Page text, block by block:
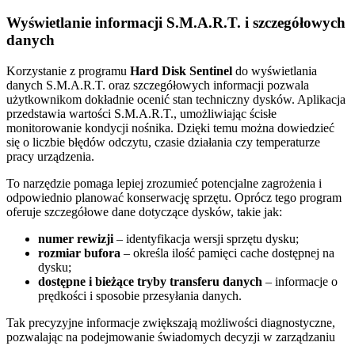
Wyświetlanie informacji S.M.A.R.T. i szczegółowych
danych
Korzystanie z programu Hard Disk Sentinel do wyświetlania
danych S.M.A.R.T. oraz szczegółowych informacji pozwala
użytkownikom dokładnie ocenić stan techniczny dysków. Aplikacja
przedstawia wartości S.M.A.R.T., umożliwiając ścisłe
monitorowanie kondycji nośnika. Dzięki temu można dowiedzieć
się o liczbie błędów odczytu, czasie działania czy temperaturze
pracy urządzenia.
To narzędzie pomaga lepiej zrozumieć potencjalne zagrożenia i
odpowiednio planować konserwację sprzętu. Oprócz tego program
oferuje szczegółowe dane dotyczące dysków, takie jak:
numer rewizji – identyfikacja wersji sprzętu dysku;
rozmiar bufora – określa ilość pamięci cache dostępnej na
dysku;
dostępne i bieżące tryby transferu danych – informacje o
prędkości i sposobie przesyłania danych.
Tak precyzyjne informacje zwiększają możliwości diagnostyczne,
pozwalając na podejmowanie świadomych decyzji w zarządzaniu